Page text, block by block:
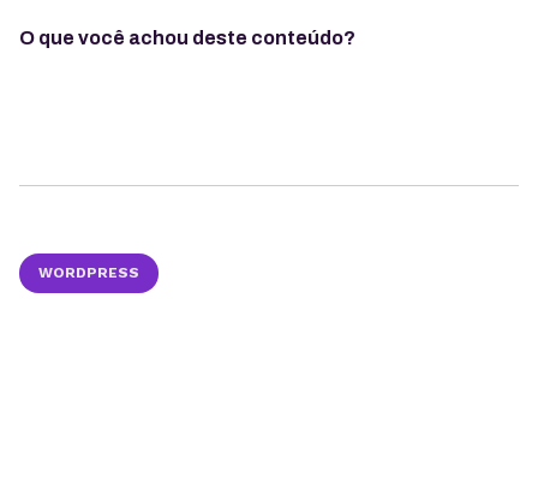
O que você achou deste conteúdo?
WORDPRESS